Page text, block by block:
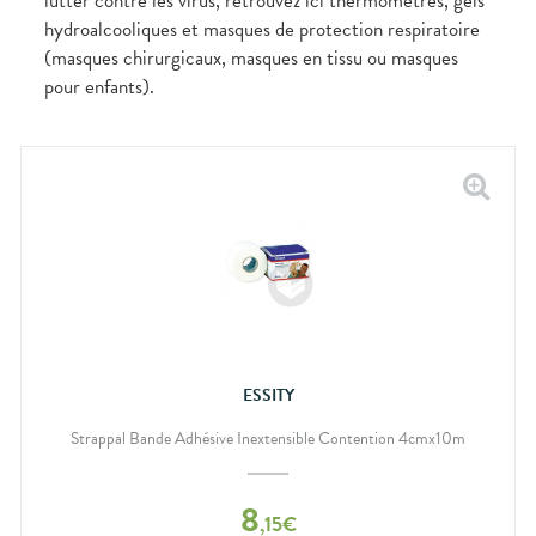
hydroalcooliques et masques de protection respiratoire
(masques chirurgicaux, masques en tissu ou masques
pour enfants).
ESSITY
Strappal Bande Adhésive Inextensible Contention 4cmx10m
8,15€